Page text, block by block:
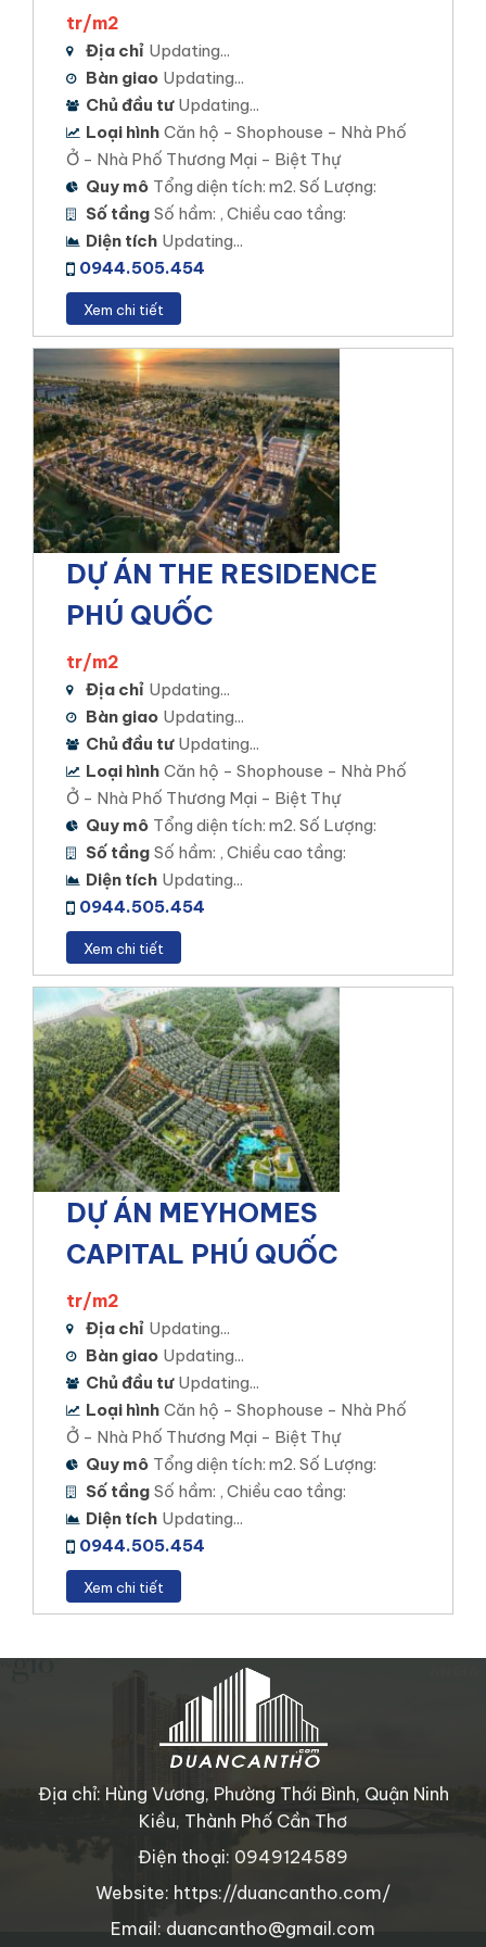
STELLA MEGA CITY
Vị trí dự án: Đường Đặng Văn Dày, phường Bình
Thủy,Bình Thủy, Cần Thơ
Loại hình đầu tư: Đất nền , Nhà Phố, Căn hộ –
Thương mại
Diện tích khu đất: 150 ha
Mật độ xây dựng: 42,1%
Tổng số sản phẩm: 5000 sản phẩm chia làm nhiều
đợt mở bán.
Xem chi tiết
Stella Mega City
STK AN BÌNH
Vị trí dự án: Phường An Bình, Quận Ninh Kiều, TP.
Loại hình đầu tư: Nhà Phố – Biệt Thự – Shophouse
– Thương mại
Diện tích khu đất: 10,5 ha
Mật độ xây dựng: 45%
Tổng số sản phẩm: 339 sản phẩm.
Xem chi tiết
Stk An Bình Cần Thơ
CỒN KHƯƠNG DIAMOND CITY
Vị trí dự án: Cồn Khương, Phường Cái Khế, Quận
Ninh Kiều, TP Cần Thơ
Loại hình đầu tư: Nhà Phố Biệt Thự Thương mại
Diện tích khu đất: 23 ha
Mật độ xây dựng: 55%
Tổng số sản phẩm: 400 sản phẩm.
tr/m2
Địa chỉ Updating...
Bàn giao Updating...
Chủ đầu tư Updating...
Loại hình Căn hộ - Shophouse - Nhà Phố
Ở - Nhà Phố Thương Mại - Biệt Thự
Quy mô Tổng diện tích: m2. Số Lượng:
Số tầng Số hầm: , Chiều cao tầng:
Diện tích Updating...
0944.505.454
Xem chi tiết
DỰ ÁN THE RESIDENCE
PHÚ QUỐC
tr/m2
Địa chỉ Updating...
Bàn giao Updating...
Chủ đầu tư Updating...
Loại hình Căn hộ - Shophouse - Nhà Phố
Ở - Nhà Phố Thương Mại - Biệt Thự
Quy mô Tổng diện tích: m2. Số Lượng:
Số tầng Số hầm: , Chiều cao tầng:
Diện tích Updating...
0944.505.454
Xem chi tiết
DỰ ÁN MEYHOMES
CAPITAL PHÚ QUỐC
tr/m2
Địa chỉ Updating...
Bàn giao Updating...
Chủ đầu tư Updating...
Loại hình Căn hộ - Shophouse - Nhà Phố
Ở - Nhà Phố Thương Mại - Biệt Thự
Quy mô Tổng diện tích: m2. Số Lượng:
Số tầng Số hầm: , Chiều cao tầng:
Diện tích Updating...
0944.505.454
Xem chi tiết
Địa chỉ: Hùng Vương, Phường Thới Bình, Quận Ninh
Kiều, Thành Phố Cần Thơ
Điện thoại: 0949124589
Website: https://duancantho.com/
Email: duancantho@gmail.com